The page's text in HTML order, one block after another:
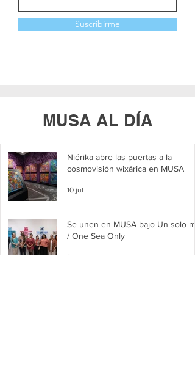
Suscribirme
MUSA AL DÍA
Niérika abre las puertas a la
cosmovisión wixárica en MUSA
10 jul
Se unen en MUSA bajo Un solo
/ One Sea Only
2 jul